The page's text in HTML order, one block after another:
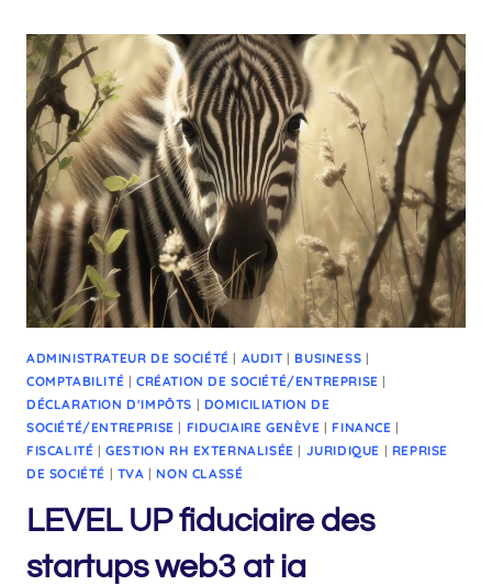
ADMINISTRATEUR DE SOCIÉTÉ | AUDIT |BUSINESS |
COMPTABILITÉ | CRÉATION DE SOCIÉTÉ/ENTREPRISE |
DÉCLARATION D'IMPÔTS | DOMICILIATION DE
SOCIÉTÉ/ENTREPRISE | FIDUCIAIRE GENÈVE |FINANCE |
FISCALITÉ |GESTION RH EXTERNALISÉE | JURIDIQUE | REPRISE
DE SOCIÉTÉ | TVA |NON CLASSÉ
LEVEL UP fiduciaire des
startups web3 at ia